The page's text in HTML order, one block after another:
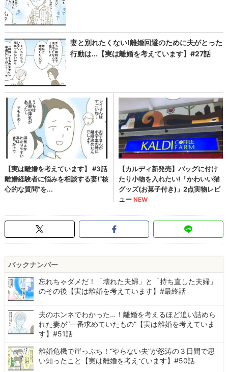
バックナンバー
忘れちゃダメだ！「壊れた夫婦」と「持ち直した夫婦」
のその後【実は離婚を考えています】#最終話
夫のホンネでわかった…！離婚を考えるほど追い詰めら
れた妻が“一番求めていたもの”【実は離婚を考えていま
す】#51話
離婚危機で崖っぷち！“やらない夫”が怒涛の３日間で思
い知ったこと【実は離婚を考えています】#50話